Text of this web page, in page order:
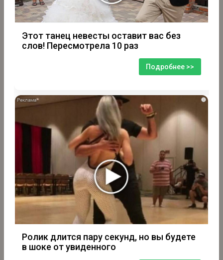
Этот танец невесты оставит вас без
слов! Пересмотрела 10 раз
Подробнее >>
i
Ролик длится пару секунд, но вы будете
в шоке от увиденного